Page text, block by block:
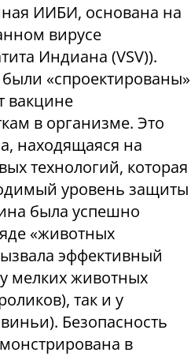
ИИБИ, основана на
вирусе
Индиана (VSV)).
«спроектированы»
вакцине
в организме. Это
находящаяся на
технологий, которая
уровень защиты
была успешно
«животных
эффективный
мелких животных
так и у
Безопасность
в